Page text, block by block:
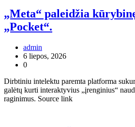
„Meta“ paleidžia
„Pocket“.
admin
6 liepos, 2026
0
Dirbtiniu intelektu paremta platforma
galėtų kurti interaktyvius „įrenginius“
raginimus. Source link